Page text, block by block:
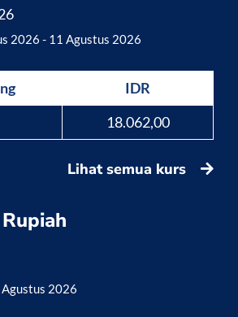
2026 - 11 Agustus 2026
IDR
18.062,00
Lihat semua kurs
2026